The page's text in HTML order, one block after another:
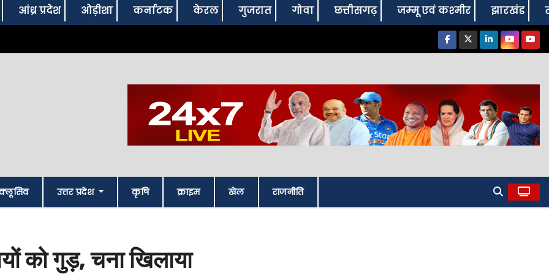
आंध्र प्रदेश ओड़ीशा कर्नाटक केरल गुजरात गोवा छत्तीसगढ़ जम्‍मू एवं कश्‍मीर झारखंड
उत्तर प्रदेश कृषि क्राइम खेल राजनीति
को गुड़, चना खिलाया